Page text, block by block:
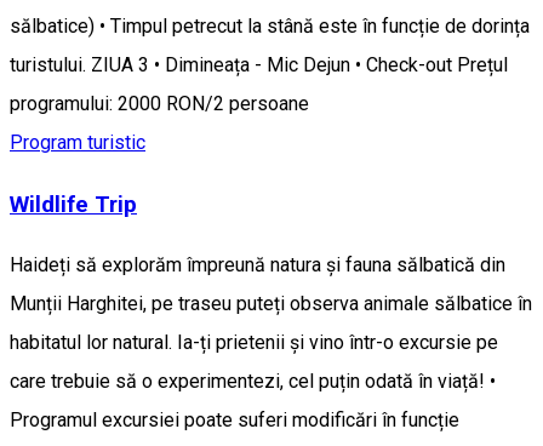
sălbatice) • Timpul petrecut la stână este în funcție de dorința
turistului. ZIUA 3 • Dimineața - Mic Dejun • Check-out Prețul
programului: 2000 RON/2 persoane
Program turistic
Wildlife Trip
Haideți să explorăm împreună natura și fauna sălbatică din
Munții Harghitei, pe traseu puteți observa animale sălbatice în
habitatul lor natural. Ia-ți prietenii și vino într-o excursie pe
care trebuie să o experimentezi, cel puțin odată în viață! •
Programul excursiei poate suferi modificări în funcție